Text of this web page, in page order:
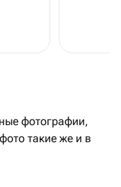
фотографии,
такие же и в